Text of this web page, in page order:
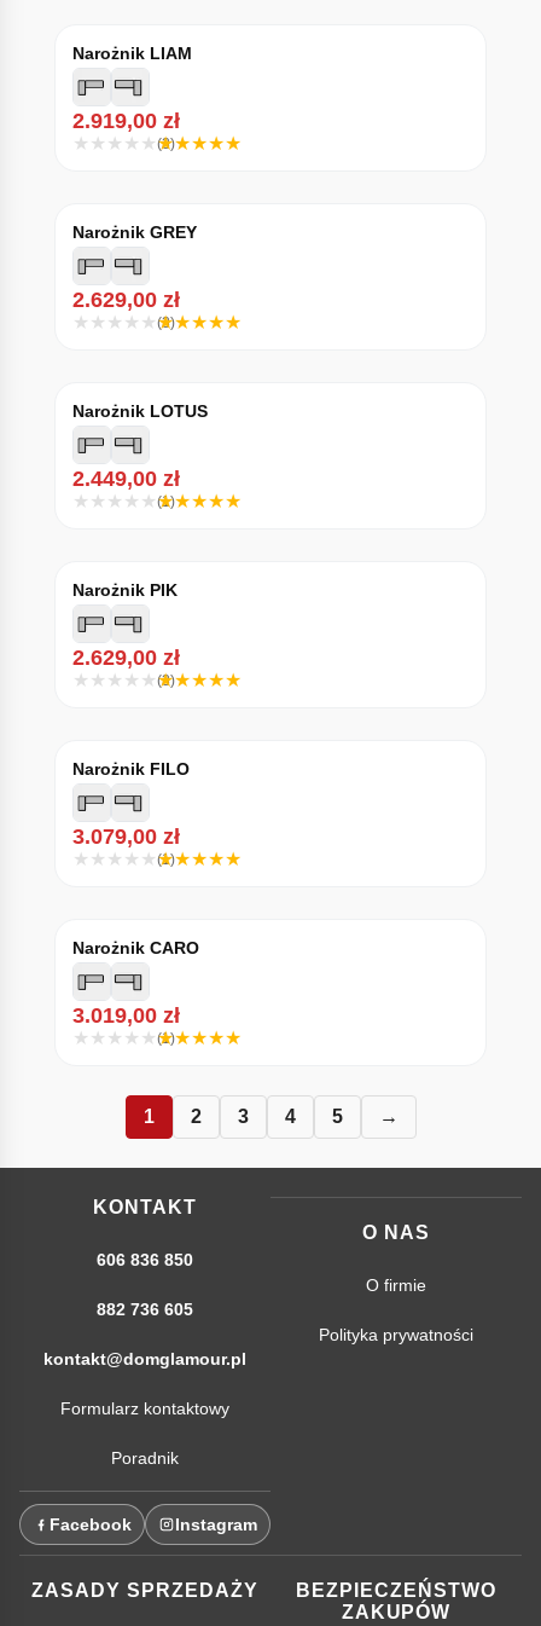
Narożnik LIAM
2.919,00 zł
(3)
Narożnik GREY
2.629,00 zł
(3)
Narożnik LOTUS
2.449,00 zł
(1)
Narożnik PIK
2.629,00 zł
(3)
Narożnik FILO
3.079,00 zł
(1)
Narożnik CARO
3.019,00 zł
(1)
1 2 3 4 5 →
KONTAKT
606 836 850
882 736 605
kontakt@domglamour.pl
Formularz kontaktowy
Poradnik
Facebook Instagram
O NAS
O firmie
Polityka prywatności
ZASADY SPRZEDAŻY
BEZPIECZEŃSTWO
ZAKUPÓW